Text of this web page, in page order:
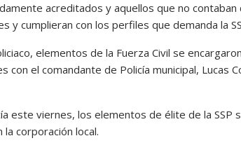
acreditados y aquellos que no contaban
y cumplieran con los perfiles que demanda la
elementos de la Fuerza Civil se
con el comandante de Policía municipal, Lucas
este viernes, los elementos de élite de la SSP
corporación local.